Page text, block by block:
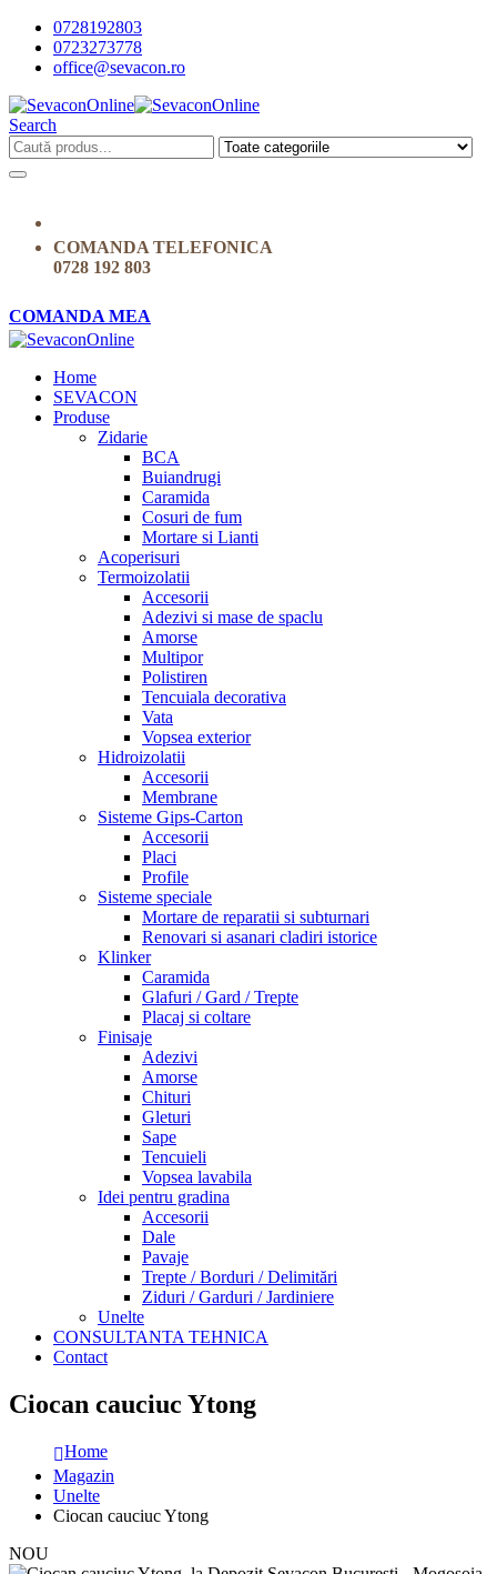
0728192803
0723273778
office@sevacon.ro
Search
COMANDA TELEFONICA
0728 192 803
COMANDA MEA
Home
SEVACON
Produse
Zidarie
BCA
Buiandrugi
Caramida
Cosuri de fum
Mortare si Lianti
Acoperisuri
Termoizolatii
Accesorii
Adezivi si mase de spaclu
Amorse
Multipor
Polistiren
Tencuiala decorativa
Vata
Vopsea exterior
Hidroizolatii
Accesorii
Membrane
Sisteme Gips-Carton
Accesorii
Placi
Profile
Sisteme speciale
Mortare de reparatii si subturnari
Renovari si asanari cladiri istorice
Klinker
Caramida
Glafuri / Gard / Trepte
Placaj si coltare
Finisaje
Adezivi
Amorse
Chituri
Gleturi
Sape
Tencuieli
Vopsea lavabila
Idei pentru gradina
Accesorii
Dale
Pavaje
Trepte / Borduri / Delimitări
Ziduri / Garduri / Jardiniere
Unelte
CONSULTANTA TEHNICA
Contact
Ciocan cauciuc Ytong
Home
Magazin
Unelte
Ciocan cauciuc Ytong
NOU